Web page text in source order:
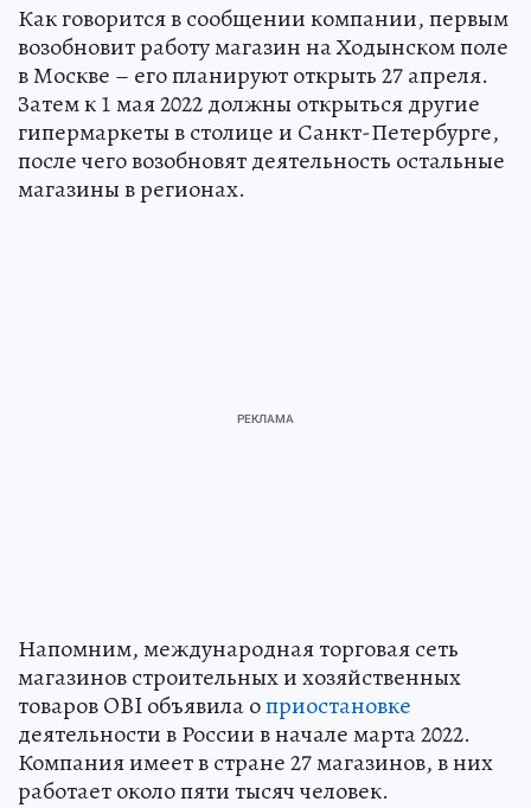
Как говорится в сообщении компании, первым
возобновит работу магазин на Ходынском поле
в Москве – его планируют открыть 27 апреля.
Затем к 1 мая 2022 должны открыться другие
гипермаркеты в столице и Санкт-Петербурге,
после чего возобновят деятельность остальные
магазины в регионах.
Напомним, международная торговая сеть
магазинов строительных и хозяйственных
товаров OBI объявила оприостановке
деятельности в России в начале марта 2022.
Компания имеет в стране 27 магазинов, в них
работает около пяти тысяч человек.